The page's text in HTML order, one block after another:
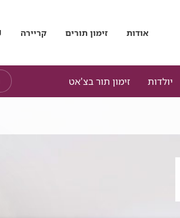
אודות זימון תורים קריירה
יולדות זימון תור בצ'אט
מה